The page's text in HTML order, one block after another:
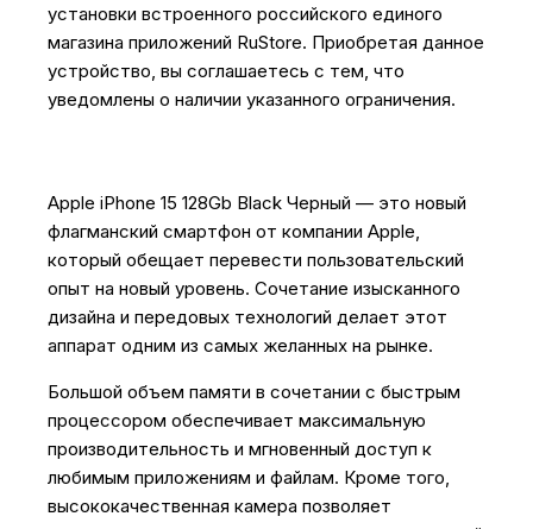
установки встроенного российского единого
магазина приложений RuStore. Приобретая данное
устройство, вы соглашаетесь с тем, что
уведомлены о наличии указанного ограничения.
Apple iPhone 15 128Gb Black Черный — это новый
флагманский смартфон от компании Apple,
который обещает перевести пользовательский
опыт на новый уровень. Сочетание изысканного
дизайна и передовых технологий делает этот
аппарат одним из самых желанных на рынке.
Большой объем памяти в сочетании с быстрым
процессором обеспечивает максимальную
производительность и мгновенный доступ к
любимым приложениям и файлам. Кроме того,
высококачественная камера позволяет